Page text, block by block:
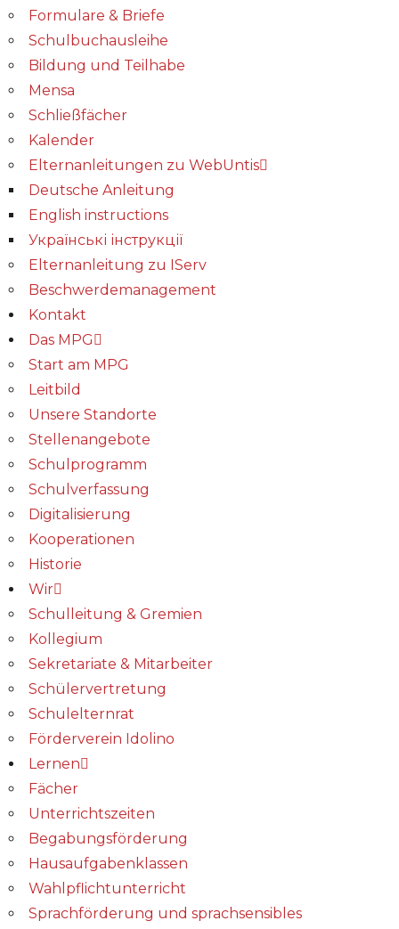
Formulare & Briefe
Schulbuchausleihe
Bildung und Teilhabe
Mensa
Schließfächer
Kalender
Elternanleitungen zu WebUntis
Deutsche Anleitung
English instructions
Українські інструкції
Elternanleitung zu IServ
Beschwerdemanagement
Kontakt
Das MPG
Start am MPG
Leitbild
Unsere Standorte
Stellenangebote
Schulprogramm
Schulverfassung
Digitalisierung
Kooperationen
Historie
Wir
Schulleitung & Gremien
Kollegium
Sekretariate & Mitarbeiter
Schülervertretung
Schulelternrat
Förderverein Idolino
Lernen
Fächer
Unterrichtszeiten
Begabungs­förderung
Hausaufgabenklassen
Wahlpflichtunterricht
Sprachförderung und sprachsensibles